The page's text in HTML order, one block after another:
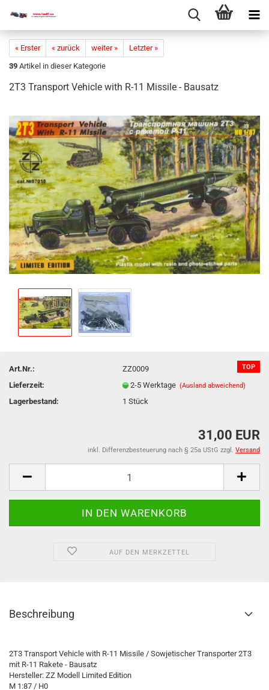
« Erster « zurück weiter »
Letzter »
39 Artikel in dieser Kategorie
2T3 Trans­port Vehi­cle with R-11 Mis­si­le - Bau­satz
TOP
Art.Nr.:
ZZ0009
Lieferzeit:
2-5 Werktage(Ausland abweichend)
Lagerbestand: 1Stück
31,00 EUR
inkl. Differenzbesteuerung nach § 25a UStG zzgl. Versand
AUF DEN MERKZETTEL
Beschreibung
2T3 Transport Vehicle with R-11 Missile / Sowjetischer Transporter 2T3
mit R-11 Rakete - Bausatz
Hersteller: ZZ Modell Limited Edition
M 1:87 / H0